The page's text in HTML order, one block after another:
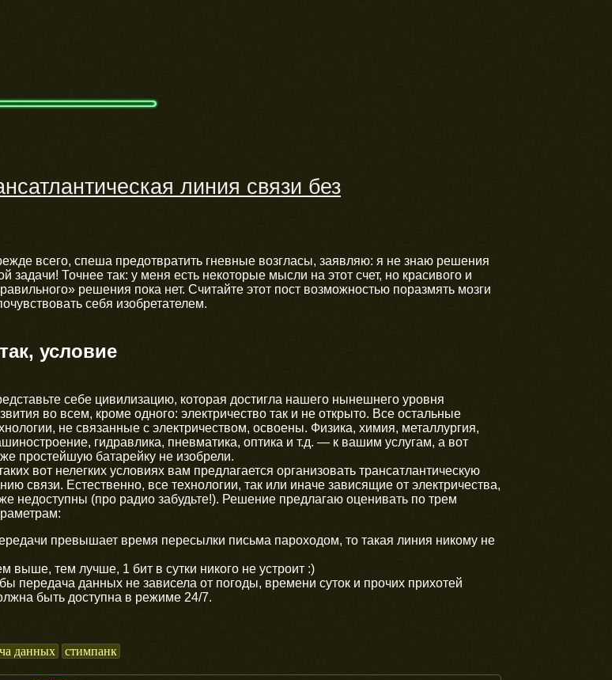
линия связи без
всего, спеша предотвратить гневные возгласы, заявляю: я не знаю решения
задачи! Точнее так: у меня есть некоторые мысли на этот счет, но красивого и
решения пока нет. Считайте этот пост возможностью поразмять мозги
себя изобретателем.
условие
себе цивилизацию, которая достигла нашего нынешнего уровня
во всем, кроме одного: электричество так и не открыто. Все остальные
не связанные с электричеством, освоены. Физика, химия, металлургия,
гидравлика, пневматика, оптика и т.д. — к вашим услугам, а вот
простейшую батарейку не изобрели.
вот нелегких условиях вам предлагается организовать трансатлантическую
связи. Естественно, все технологии, так или иначе зависящие от электричества,
недоступны (про радио забудьте!). Решение предлагаю оценивать по трем
превышает время пересылки письма пароходом, то такая линия никому не
выше, тем лучше, 1 бит в сутки никого не устроит :)
передача данных не зависела от погоды, времени суток и прочих прихотей
быть доступна в режиме 24/7.
данных стимпанк